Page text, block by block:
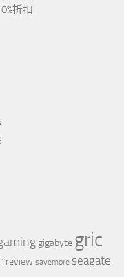
折扣
gigabyte gric
review savemore seagate